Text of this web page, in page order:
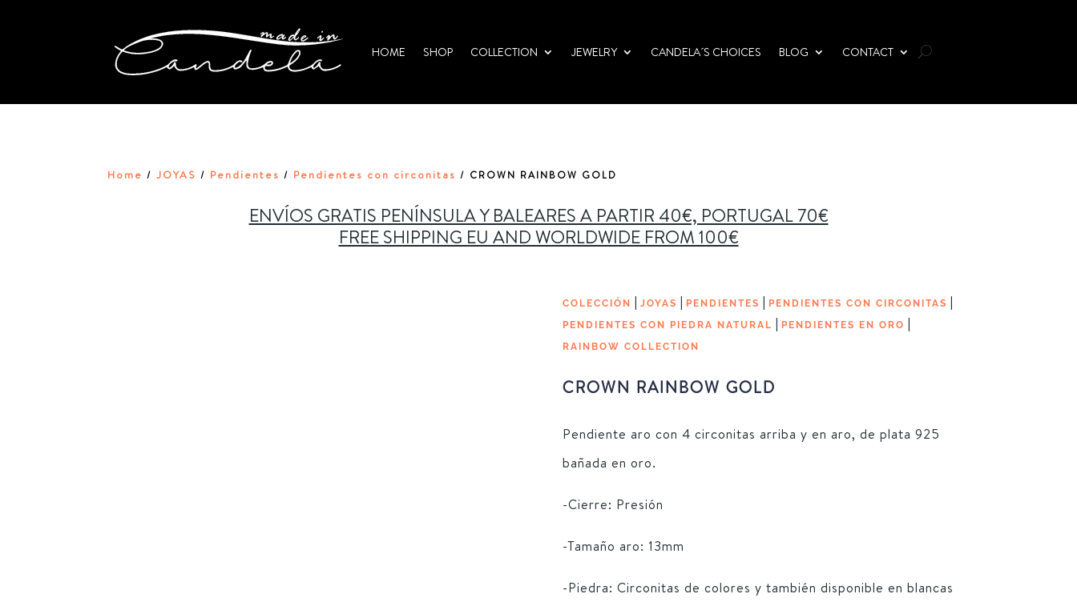
HOME SHOP COLLECTION JEWELRY CANDELA´S CHOICES BLOG CONTACT
Home /JOYAS / Pendientes / Pendientes con circonitas / CROWN RAINBOW GOLD
ENVÍOS GRATIS PENÍNSULA Y BALEARES A PARTIR 40€, PORTUGAL 70€
FREE SHIPPING EU AND WORLDWIDE FROM 100€
COLECCIÓN | JOYAS | PENDIENTES | PENDIENTES CON CIRCONITAS |
PENDIENTES CON PIEDRA NATURAL | PENDIENTES EN ORO |
RAINBOW COLLECTION
CROWN RAINBOW GOLD
Pendiente aro con 4 circonitas arriba y en aro, de plata 925
bañada en oro.
-Cierre: Presión
-Tamaño aro: 13mm
-Piedra: Circonitas de colores y también disponible en blancas